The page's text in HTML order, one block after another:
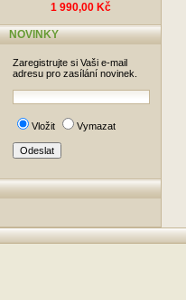
1 990,00 Kč
NOVINKY
Zaregistrujte si Vaši e-mail
adresu pro zasílání novinek.
Vložit Vymazat